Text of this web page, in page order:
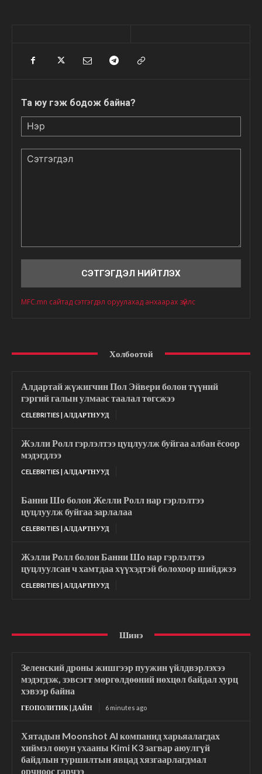
Та юу гэж бодож байна?
MFC.mn сайтад сэтгэгдэл оруулахад анхаарах зүйлс
Холбоотой
Алдартай жүжигчин Пол Эйвери болон түүний
гэргий галын улмаас таалал төгсжээ
CELEBRITIES | АЛДАРТНУУД
Жэлли Ролл гэрлэлтээ цуцлуулж буйгаа албан ёсоор
мэдэгдлээ
CELEBRITIES | АЛДАРТНУУД
Банни Шо болон Желли Ролл нар гэрлэлтээ
цуцлуулж буйгаа зарлалаа
CELEBRITIES | АЛДАРТНУУД
Жэлли Ролл болон Банни Шо нар гэрлэлтээ
цуцлуулсан ч хамтдаа хүүхэдтэй болохоор шийджээ
CELEBRITIES | АЛДАРТНУУД
Шинэ
Зеленский дроны жишгээр пуужин үйлдвэрлэхээ
мэдэгдэж, зэвсэгт мөргөлдөөний нөхцөл байдал хурц
хэвээр байна
ГЕОПОЛИТИК | ДАЙН 6 minutes ago
Хятадын Moonshot AI компанид харьяалагдах
хиймэл оюун ухааны Kimi K3 загвар аюулгүй
байдлын туршилтын явцад хязгаарлагдмал
орчноос гарчээ